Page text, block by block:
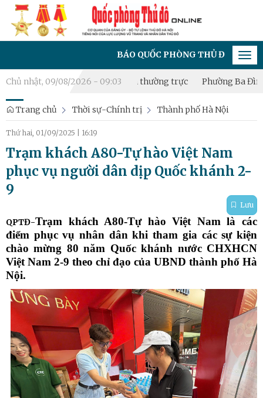
BÁO QUỐC PHÒNG THỦ ĐÔ - CƠ QUAN
Chủ nhật, 09/08/2026 - 09:03
lập Tiểu đội Dân quân thường trực Phường Ba Đình bồi
Trang chủ Thời sự-Chính trị Thành phố Hà Nội
Thứ hai, 01/09/2025 16:19
Trạm khách A80-Tự hào Việt Nam
phục vụ người dân dịp Quốc khánh 2-
9
Lưu
QPTĐ-Trạm khách A80-Tự hào Việt Nam là các
điểm phục vụ nhân dân khi tham gia các sự kiện
chào mừng 80 năm Quốc khánh nước CHXHCN
Việt Nam 2-9 theo chỉ đạo của UBND thành phố Hà
Nội.